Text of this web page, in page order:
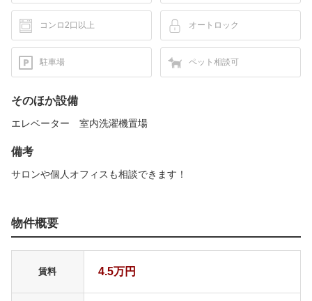
コンロ2口以上 オートロック
駐車場 ペット相談可
そのほか設備
エレベーター 室内洗濯機置場
備考
サロンや個人オフィスも相談できます！
物件概要
賃料 4.5万円